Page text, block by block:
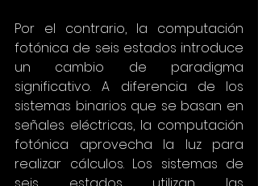
Por el contrario, la computación
fotónica de seis estados introduce
un cambio de paradigma
significativo. A diferencia de los
sistemas binarios que se basan en
señales eléctricas, la computación
fotónica aprovecha la luz para
realizar cálculos. Los sistemas de